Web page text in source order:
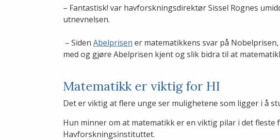
– Fantastisk! var havforskningsdirektør Sissel Rognes
utnevnelsen.
– SidenAbelprisen er matematikkens svar på
med og gjøre Abelprisen kjent og slik bidra til at
Matematikk er viktig for HI
Det er viktig at flere unge ser mulighetene som ligger i å
Hun minner om at matematikk er en viktig pilar i det fleste
Havforskningsinstituttet.